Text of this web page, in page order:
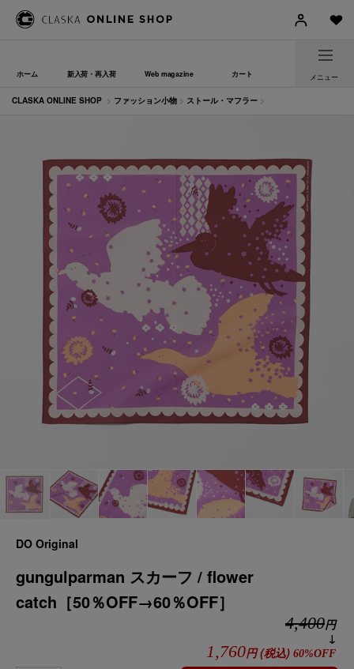
ホーム 新入荷・再入荷 Web magazine カート メニュー
CLASKA ONLINE SHOP > ファッション小物 > ストール・マフラー >
DO Original
gungulparman スカーフ / flower
catch［50％OFF→60％OFF］
4,400円
↓
1,760円(税込) 60%OFF